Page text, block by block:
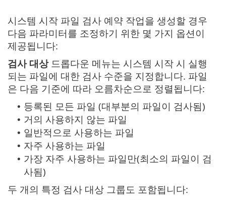
시스템 시작 파일 검사 예약 작업을 생성할 경우
다음 파라미터를 조정하기 위한 몇 가지 옵션이
제공됩니다:
검사 대상드롭다운 메뉴는 시스템 시작 시 실행
되는 파일에 대한 검사 수준을 지정합니다. 파일
은 다음 기준에 따라 오름차순으로 정렬됩니다:
• 등록된 모든 파일 (대부분의 파일이 검사됨)
• 거의 사용하지 않는 파일
• 일반적으로 사용하는 파일
• 자주 사용하는 파일
• 가장 자주 사용하는 파일만(최소의 파일이 검
사됨)
두 개의 특정 검사 대상 그룹도 포함됩니다: